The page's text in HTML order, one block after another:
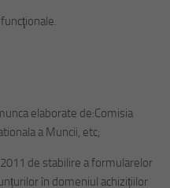
elaborate de:Comisia
a Muncii, etc;
de stabilire a formularelor
în domeniul achizițiilor